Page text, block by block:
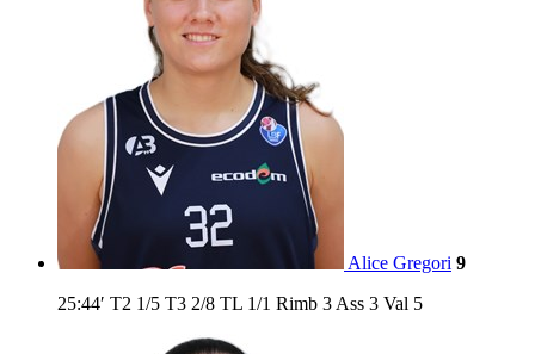
Alice Gregori 9
25:44′ T2 1/5 T3 2/8 TL 1/1 Rimb 3 Ass 3 Val 5